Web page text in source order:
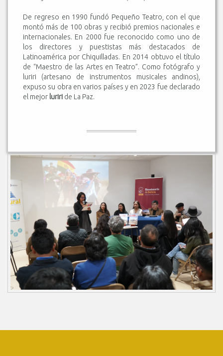
De regreso en 1990 fundó Pequeño Teatro, con el que
montó más de 100 obras y recibió premios nacionales e
internacionales. En 2000 fue reconocido como uno de
los directores y puestistas más destacados de
Latinoamérica por Chiquilladas. En 2014 obtuvo el título
de “Maestro de las Artes en Teatro”. Como fotógrafo y
luriri (artesano de instrumentos musicales andinos),
expuso su obra en varios países y en 2023 fue declarado
el mejor luriri de La Paz.